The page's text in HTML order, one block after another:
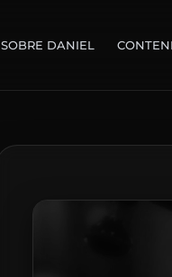
SOBRE DANIEL